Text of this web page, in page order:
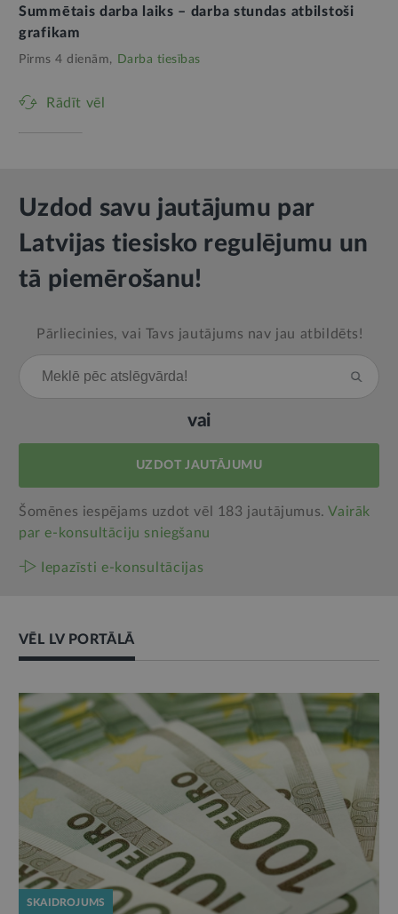
Summētais darba laiks – darba stundas atbilstoši
grafikam
Pirms 4 dienām, Darba tiesības
Rādīt vēl
Uzdod savu jautājumu par
Latvijas tiesisko regulējumu un
tā piemērošanu!
Pārliecinies, vai Tavs jautājums nav jau atbildēts!
vai
UZDOT JAUTĀJUMU
Šomēnes iespējams uzdot vēl 183 jautājumus.Vairāk
par e‑konsultāciju sniegšanu
Iepazīsti e-konsultācijas
VĒL LV PORTĀLĀ
SKAIDROJUMS